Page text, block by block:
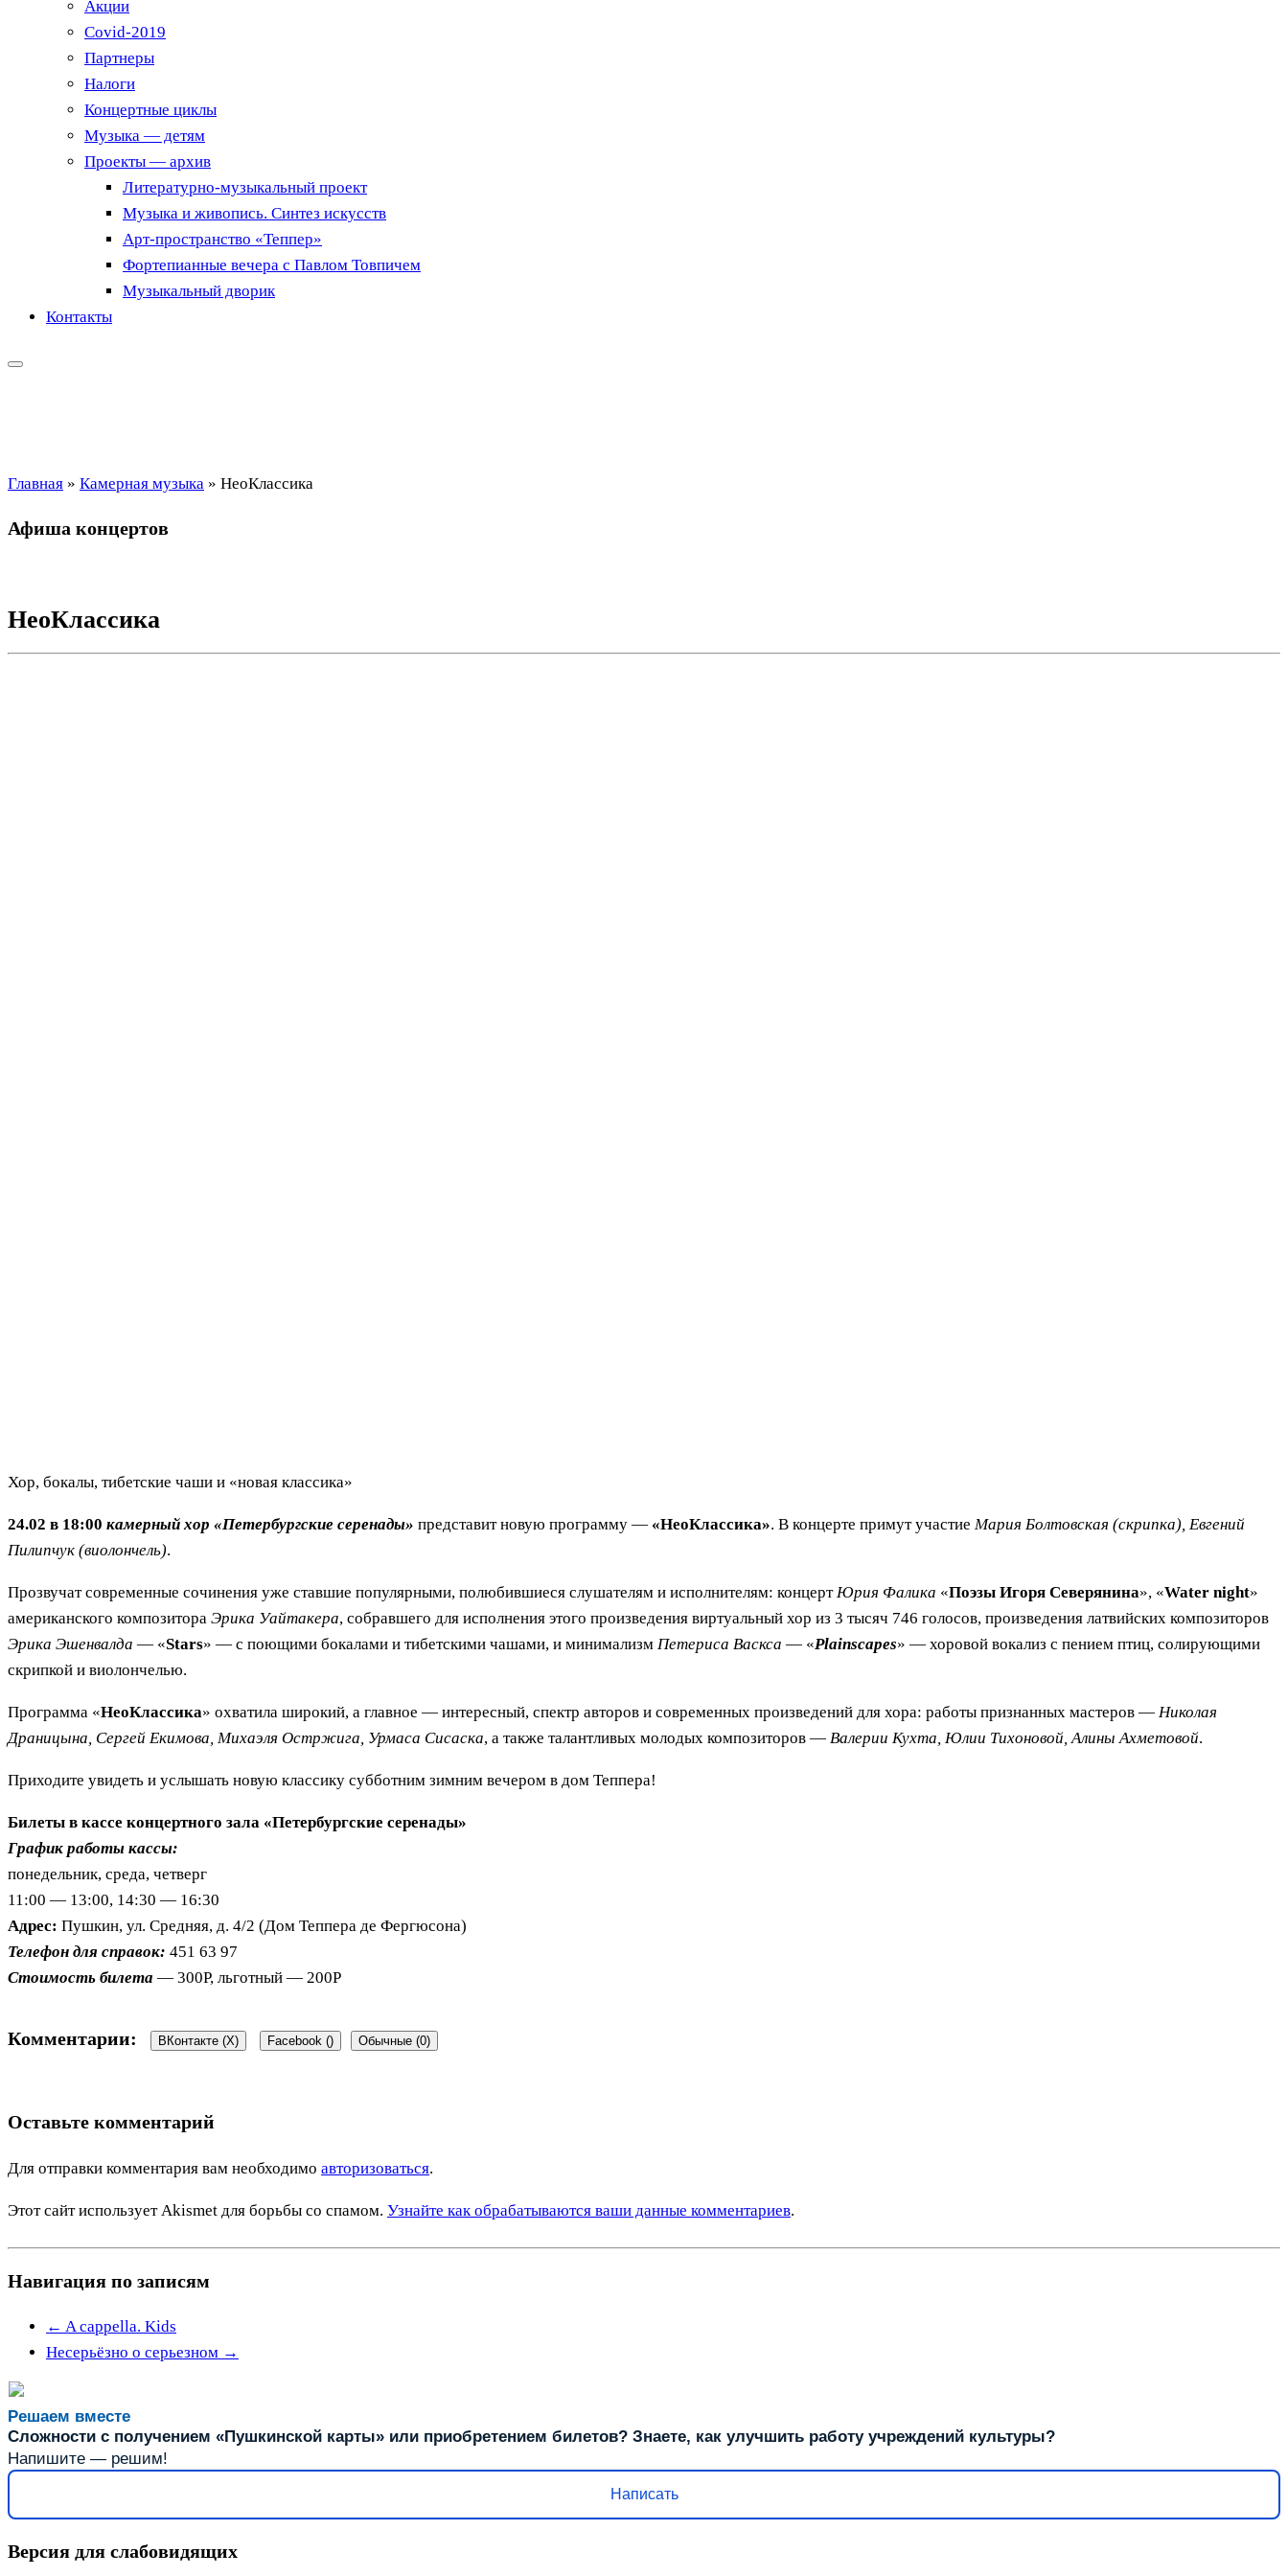
Акции
Covid-2019
Партнеры
Налоги
Концертные циклы
Музыка — детям
Проекты — архив
Литературно-музыкальный проект
Музыка и живопись. Синтез искусств
Арт-пространство «Теппер»
Фортепианные вечера с Павлом Товпичем
Музыкальный дворик
Контакты
Главная » Камерная музыка » НеоКлассика
Афиша концертов
НеоКлассика
Хор, бокалы, тибетские чаши и «новая классика»
24.02 в 18:00 камерный хор «Петербургские серенады» представит новую программу — «НеоКлассика». В концерте примут участие Мария Болтовская (скрипка), Евгений
Пилипчук (виолончель).
Прозвучат современные сочинения уже ставшие популярными, полюбившиеся слушателям и исполнителям: концертЮрия Фалика «Поэзы Игоря Северянина», «Water night»
американского композитора Эрика Уайтакера, собравшего для исполнения этого произведения виртуальный хор из 3 тысяч 746 голосов, произведения латвийских композиторов
Эрика Эшенвалда — «Stars» — с поющими бокалами и тибетскими чашами, и минимализм Петериса Васкса — «Plаinscapes» — хоровой вокализ с пением птиц, солирующими
скрипкой и виолончелью.
Программа «НеоКлассика» охватила широкий, а главное — интересный, спектр авторов и современных произведений для хора: работы признанных мастеров — Николая
Драницына, Сергей Екимова, Михаэля Остржига, Урмаса Сисаска, а также талантливых молодых композиторов — Валерии Кухта, Юлии Тихоновой, Алины Ахметовой.
Приходите увидеть и услышать новую классику субботним зимним вечером в дом Теппера!
Билеты в кассе концертного зала «Петербургские серенады»
График работы кассы:
понедельник, среда, четверг
11:00 — 13:00, 14:30 — 16:30
Адрес: Пушкин, ул. Средняя, д. 4/2 (Дом Теппера де Фергюсона)
Телефон для справок: 451 63 97
Стоимость билета — 300Р, льготный — 200Р
Комментарии: ВКонтакте (X) Facebook () Обычные (0)
Оставьте комментарий
Для отправки комментария вам необходимо авторизоваться.
Этот сайт использует Akismet для борьбы со спамом. Узнайте как обрабатываются ваши данные комментариев.
Навигация по записям
← A cappella. Kids
Несерьёзно о серьезном →
Решаем вместе
Сложности с получением «Пушкинской карты» или приобретением билетов? Знаете, как улучшить работу учреждений культуры?
Напишите — решим!
Написать
Версия для слабовидящих